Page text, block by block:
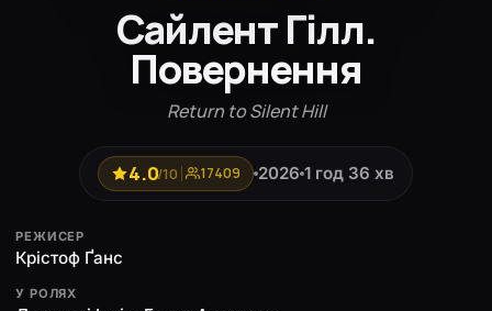
Сайлент Гілл.
Повернення
Return to Silent Hill
4.0/10 17409 2026 1 год 36 хв
РЕЖИСЕР
Крістоф Ґанс
У РОЛЯХ